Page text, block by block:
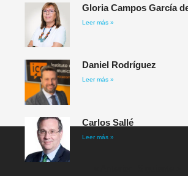
Gloria Campos García
Leer más »
Daniel Rodríguez​
Leer más »
Carlos Sallé
Leer más »